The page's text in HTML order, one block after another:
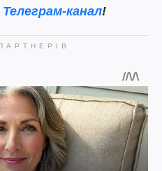
Телеграм-канал!